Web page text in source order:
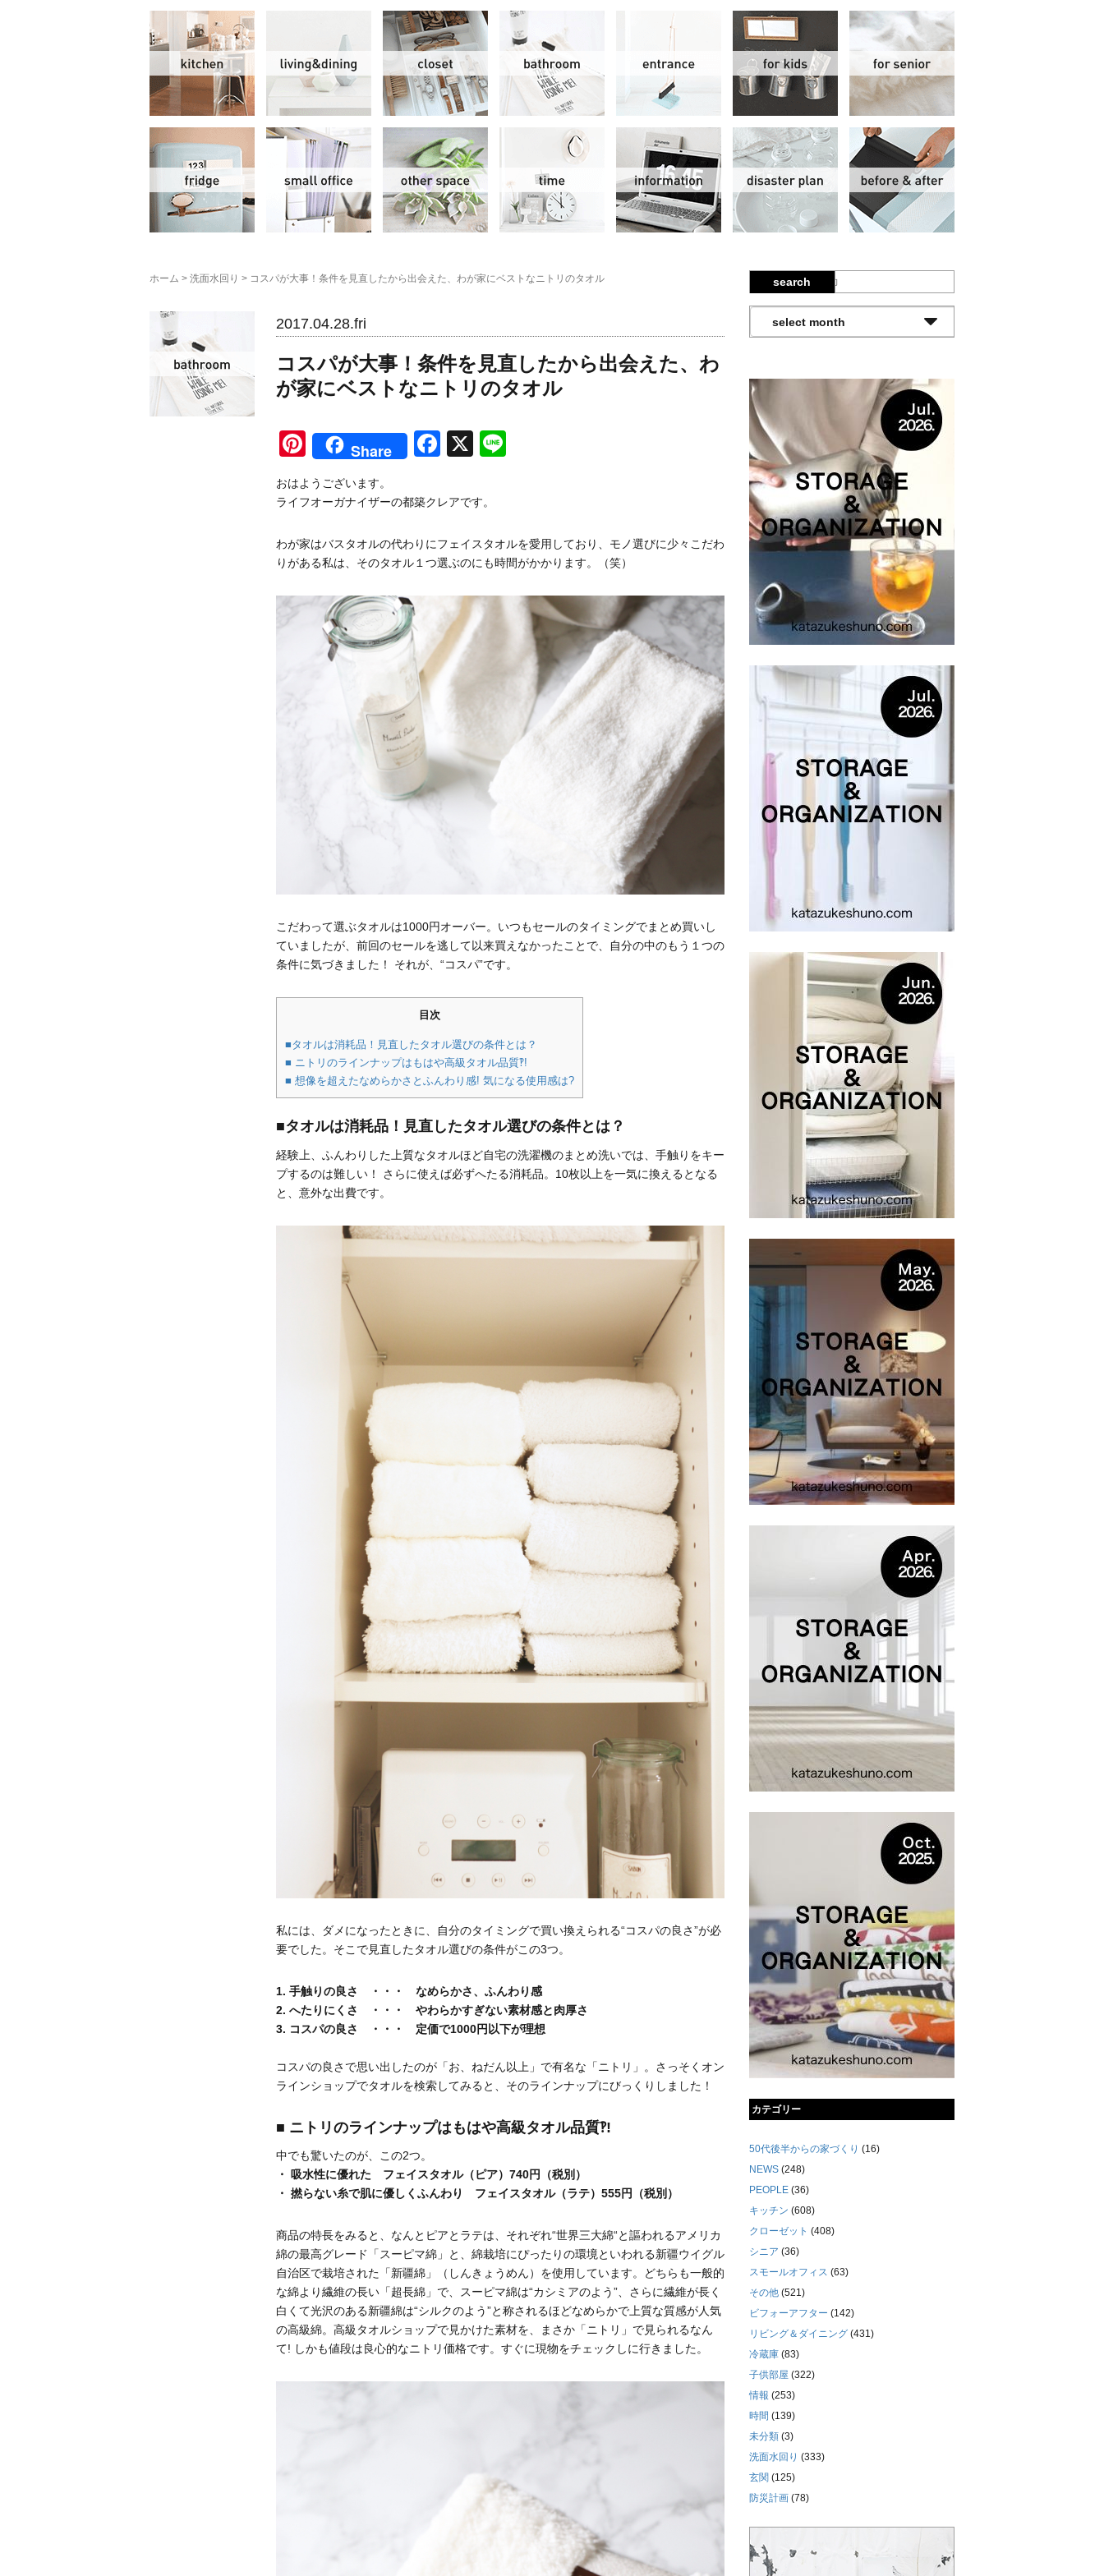
リビング＆ダイニング クローゼット 玄関 子供部屋
冷蔵庫 スモールオフィス 防災計画
ホーム > 洗面水回り > コスパが大事！条件を見直したから出会えた、わが家にベストなニトリのタオル
洗面水回り
2017.04.28.fri
コスパが大事！条件を見直したから出会えた、わ
が家にベストなニトリのタオル
Pinterest
Share Facebook
X
おはようございます。
ライフオーガナイザーの都築クレアです。
わが家はバスタオルの代わりにフェイスタオルを愛用しており、モノ選びに少々こだわ
りがある私は、そのタオル１つ選ぶのにも時間がかかります。（笑）
こだわって選ぶタオルは1000円オーバー。いつもセールのタイミングでまとめ買いし
ていましたが、前回のセールを逃して以来買えなかったことで、自分の中のもう１つの
条件に気づきました！ それが、“コスパ”です。
目次
■タオルは消耗品！見直したタオル選びの条件とは？
■ ニトリのラインナップはもはや高級タオル品質‽!
■ 想像を超えたなめらかさとふんわり感! 気になる使用感は?
■タオルは消耗品！見直したタオル選びの条件とは？
経験上、ふんわりした上質なタオルほど自宅の洗濯機のまとめ洗いでは、手触りをキー
プするのは難しい！ さらに使えば必ずへたる消耗品。10枚以上を一気に換えるとなる
と、意外な出費です。
私には、ダメになったときに、自分のタイミングで買い換えられる“コスパの良さ”が必
要でした。そこで見直したタオル選びの条件がこの3つ。
1. 手触りの良さ ・・・ なめらかさ、ふんわり感
2. へたりにくさ ・・・ やわらかすぎない素材感と肉厚さ
3. コスパの良さ ・・・ 定価で1000円以下が理想
コスパの良さで思い出したのが「お、ねだん以上」で有名な「ニトリ」。さっそくオン
ラインショップでタオルを検索してみると、そのラインナップにびっくりしました！
■ ニトリのラインナップはもはや高級タオル品質‽!
中でも驚いたのが、この2つ。
・ 吸水性に優れた フェイスタオル（ピア）740円（税別）
・ 撚らない糸で肌に優しくふんわり フェイスタオル（ラテ）555円（税別）
商品の特長をみると、なんとピアとラテは、それぞれ“世界三大綿“と謳われるアメリカ
綿の最高グレード「スーピマ綿」と、綿栽培にぴったりの環境といわれる新疆ウイグル
自治区で栽培された「新疆綿」（しんきょうめん）を使用しています。どちらも一般的
な綿より繊維の長い「超長綿」で、スーピマ綿は“カシミアのよう”、さらに繊維が長く
白くて光沢のある新疆綿は“シルクのよう”と称されるほどなめらかで上質な質感が人気
の高級綿。高級タオルショップで見かけた素材を、まさか「ニトリ」で見られるなん
て! しかも値段は良心的なニトリ価格です。すぐに現物をチェックしに行きました。
search
カテゴリー
50代後半からの家づくり (16)
NEWS (248)
PEOPLE (36)
キッチン (608)
クローゼット (408)
シニア (36)
スモールオフィス (63)
その他 (521)
ビフォーアフター (142)
リビング＆ダイニング (431)
冷蔵庫 (83)
子供部屋 (322)
情報 (253)
時間 (139)
未分類 (3)
洗面水回り (333)
玄関 (125)
防災計画 (78)